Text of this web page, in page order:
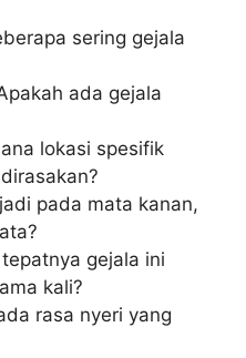
sering gejala
ada gejala
lokasi spesifik
pada mata kanan,
gejala ini
kali?
rasa nyeri yang